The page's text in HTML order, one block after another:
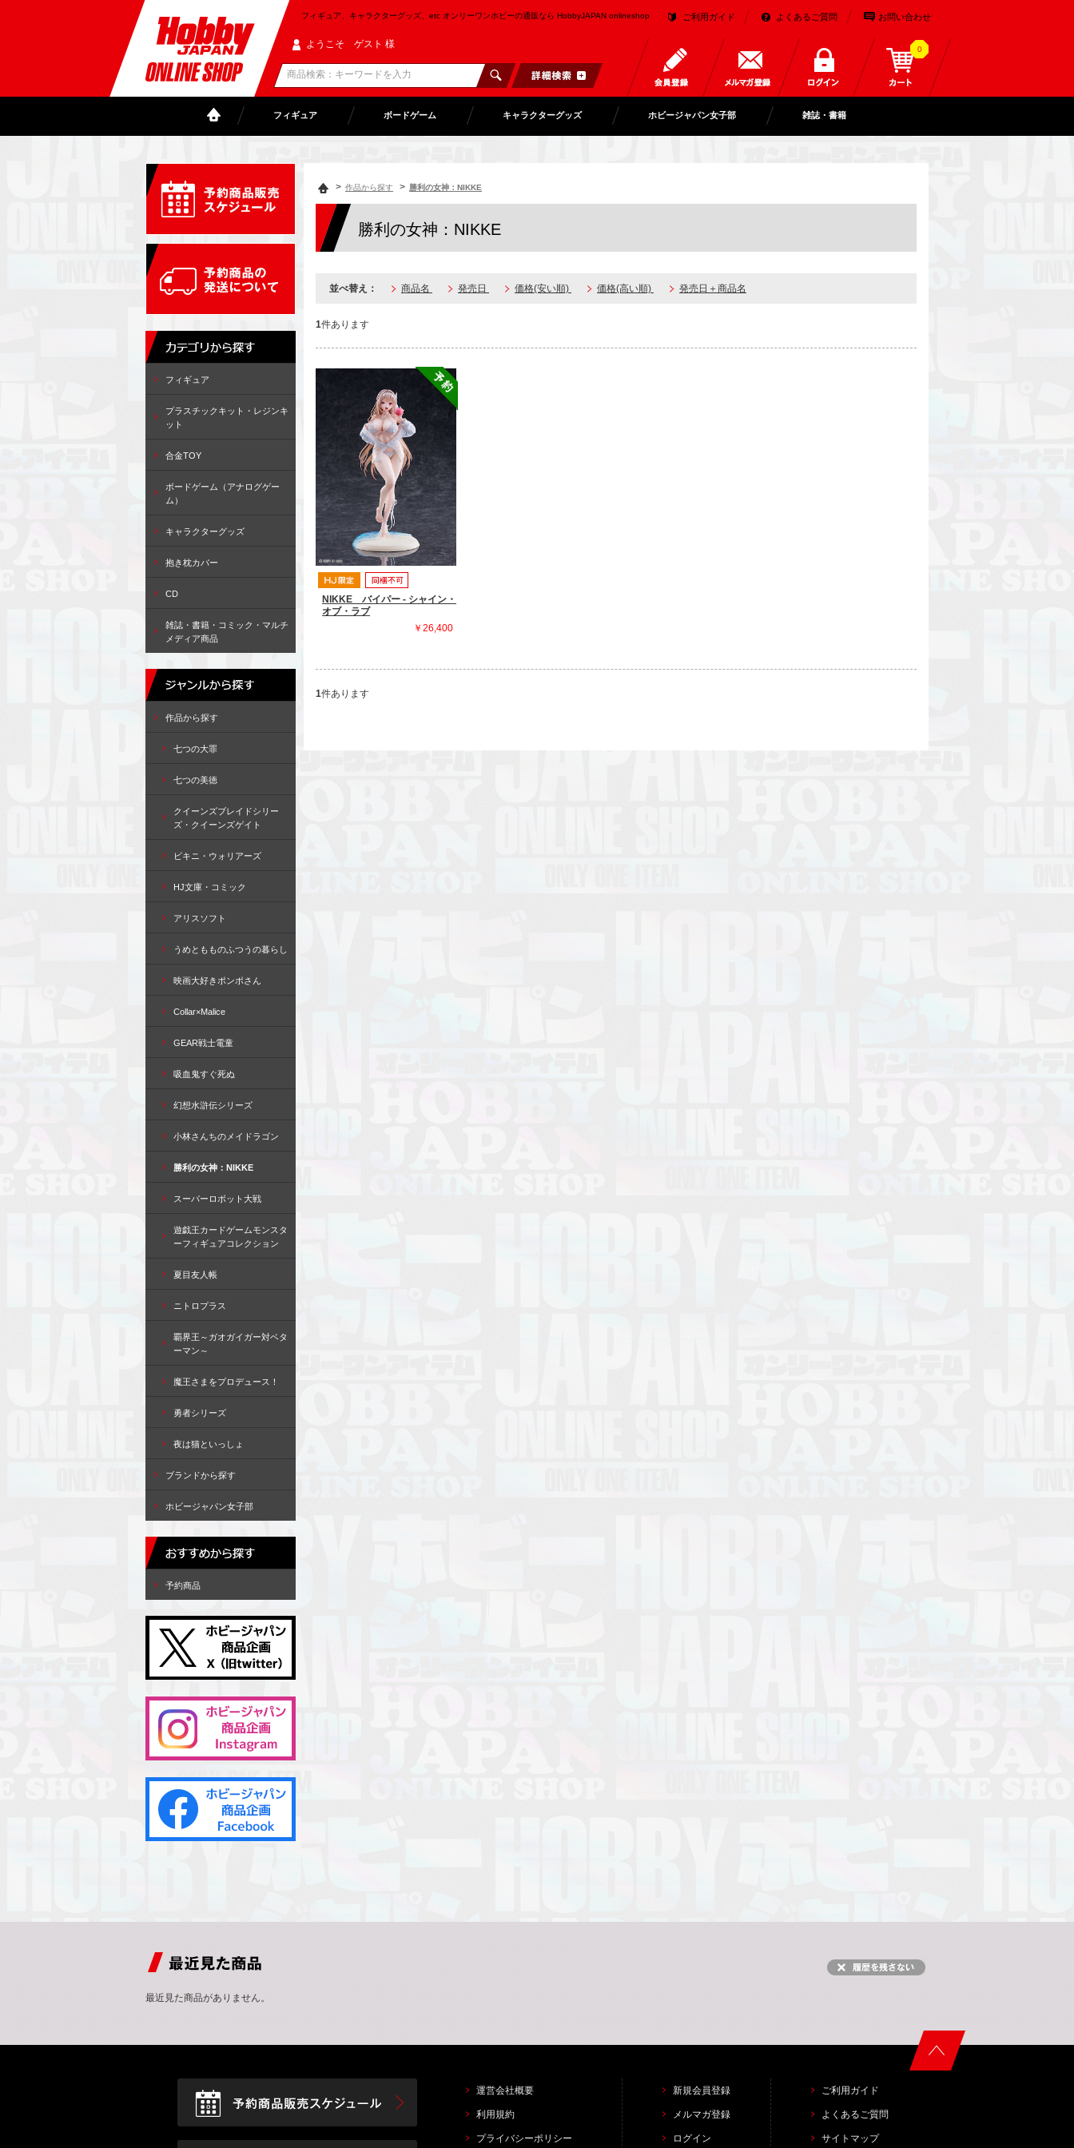
フィギュア、キャラクターグッズ、etc オンリーワンホビーの通販なら HobbyJAPAN onlineshop ご利用ガイド よくあるご質問 お問い合わせ
ようこそ ゲスト 様 0
フィギュア ボードゲーム キャラクターグッズ ホビージャパン女子部 雑誌・書籍
> 作品から探す > 勝利の女神：NIKKE
勝利の女神：NIKKE
並べ替え： 商品名 発売日 価格(安い順) 価格(高い順) 発売日＋商品名
1件あります
NIKKE バイパー - シャイン・
オブ・ラブ
￥26,400
1件あります
フィギュア
プラスチックキット・レジンキ
ット
合金TOY
ボードゲーム（アナログゲー
ム）
キャラクターグッズ
抱き枕カバー
CD
雑誌・書籍・コミック・マルチ
メディア商品
作品から探す
七つの大罪
七つの美徳
クイーンズブレイドシリー
ズ・クイーンズゲイト
ビキニ・ウォリアーズ
HJ文庫・コミック
アリスソフト
うめともものふつうの暮らし
映画大好きポンポさん
Collar×Malice
GEAR戦士電童
吸血鬼すぐ死ぬ
幻想水滸伝シリーズ
小林さんちのメイドラゴン
勝利の女神：NIKKE
スーパーロボット大戦
遊戯王カードゲームモンスタ
ーフィギュアコレクション
夏目友人帳
ニトロプラス
覇界王～ガオガイガー対ベタ
ーマン～
魔王さまをプロデュース！
勇者シリーズ
夜は猫といっしょ
ブランドから探す
ホビージャパン女子部
予約商品
最近見た商品がありません。
運営会社概要
利用規約
プライバシーポリシー
新規会員登録
メルマガ登録
ログイン
ご利用ガイド
よくあるご質問
サイトマップ